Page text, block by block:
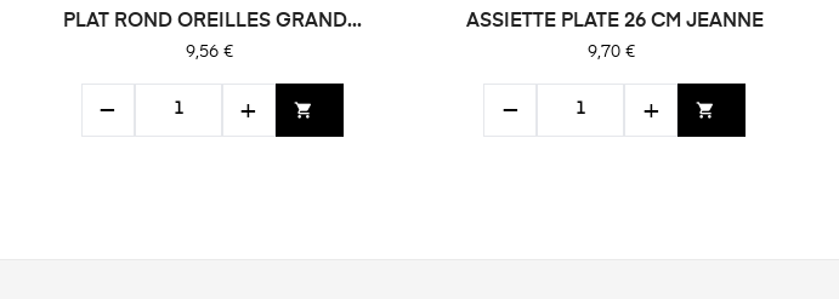
PLAT ROND OREILLES GRAND...
Prix
9,56 €
− + shopping_cart
ASSIETTE PLATE 26 CM JEANNE
Prix
9,70 €
− + shopping_cart